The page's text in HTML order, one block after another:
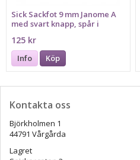
Sick Sackfot 9 mm Janome A
med svart knapp, spår i
125 kr
Info Köp
Kontakta oss
Björkholmen 1
44791 Vårgårda
Lagret